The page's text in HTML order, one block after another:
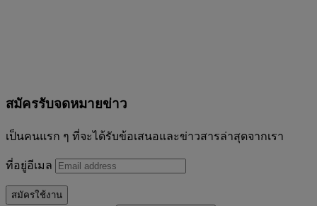
สมัครรับจดหมายข่าว
เป็นคนแรก ๆ ที่จะได้รับข้อเสนอและข่าวสารล่าสุดจากเรา
ที่อยู่อีเมล
สมัครใช้งาน